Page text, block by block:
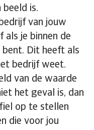
is.
van jouw
je binnen de
Dit heeft als
bedrijf weet.
van de waarde
het geval is, dan
op te stellen
die voor jou